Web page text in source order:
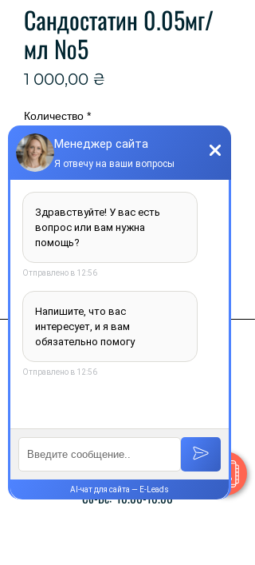
Сандостатин 0.05мг/
мл №5
1 000,00 ₴
Количество *
Добавить в корзину
Виробник
Контакты
Пн-Пт:9.00-18.00
Сб-Вс:10.00-16.00